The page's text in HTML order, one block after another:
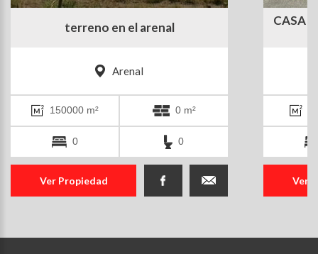
terreno en el arenal
Arenal
150000 m² 0 m²
0 0
Ver Propiedad
CASA
Ver